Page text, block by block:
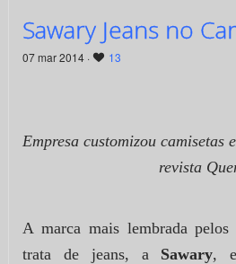
Sawary Jeans no
07 mar 2014 · 13
Empresa customizou camisetas
revista
A marca mais lembrada pelos
trata de jeans, a Sawary,